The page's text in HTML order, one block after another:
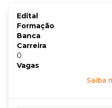
Edital
Formação
Banca
Carreira
0
Vagas
Saiba